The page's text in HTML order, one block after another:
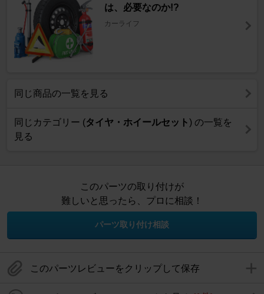
は、必要なのか!?
カーライフ
同じ商品の一覧を見る
同じカテゴリー (タイヤ・ホイールセット) の一覧を
見る
このパーツの取り付けが
難しいと思ったら、プロに相談！
パーツ取り付け相談
このパーツレビューをクリップして保存